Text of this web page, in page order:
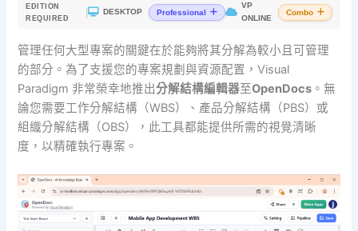
EDITION
REQUIRED
DESKTOP Professional
VP
ONLINE
Combo
管理任何大型專案的關鍵在於能夠將其分解為較小且可管理
的部分。為了支援您的專案規劃與資源配置，Visual
Paradigm 非常榮幸地推出分解結構編輯器至OpenDocs 。無
論您需要工作分解結構（WBS）、產品分解結構（PBS）或
組織分解結構（OBS），此工具都能提供所需的視覺清晰
度，以精確執行專案。